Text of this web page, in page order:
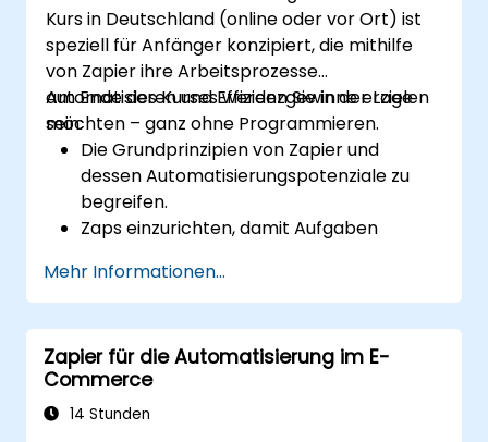
Kurs in Deutschland (online oder vor Ort) ist
speziell für Anfänger konzipiert, die mithilfe
von Zapier ihre Arbeitsprozesse
automatisieren und Effizienzgewinne erzielen
möchten – ganz ohne Programmieren.
Am Ende des Kurses werden Sie in der Lage
sein:
Die Grundprinzipien von Zapier und
dessen Automatisierungspotenziale zu
begreifen.
Zaps einzurichten, damit Aufgaben
Beliebte Geschäftsanwendungen
erfolgreich mit Zapier zu verbinden.
Automatisierte Workflows
gewinnbringend verwalten und weiter
optimieren.
Mehr Informationen...
Zapier für die Automatisierung im E-
Commerce
14 Stunden